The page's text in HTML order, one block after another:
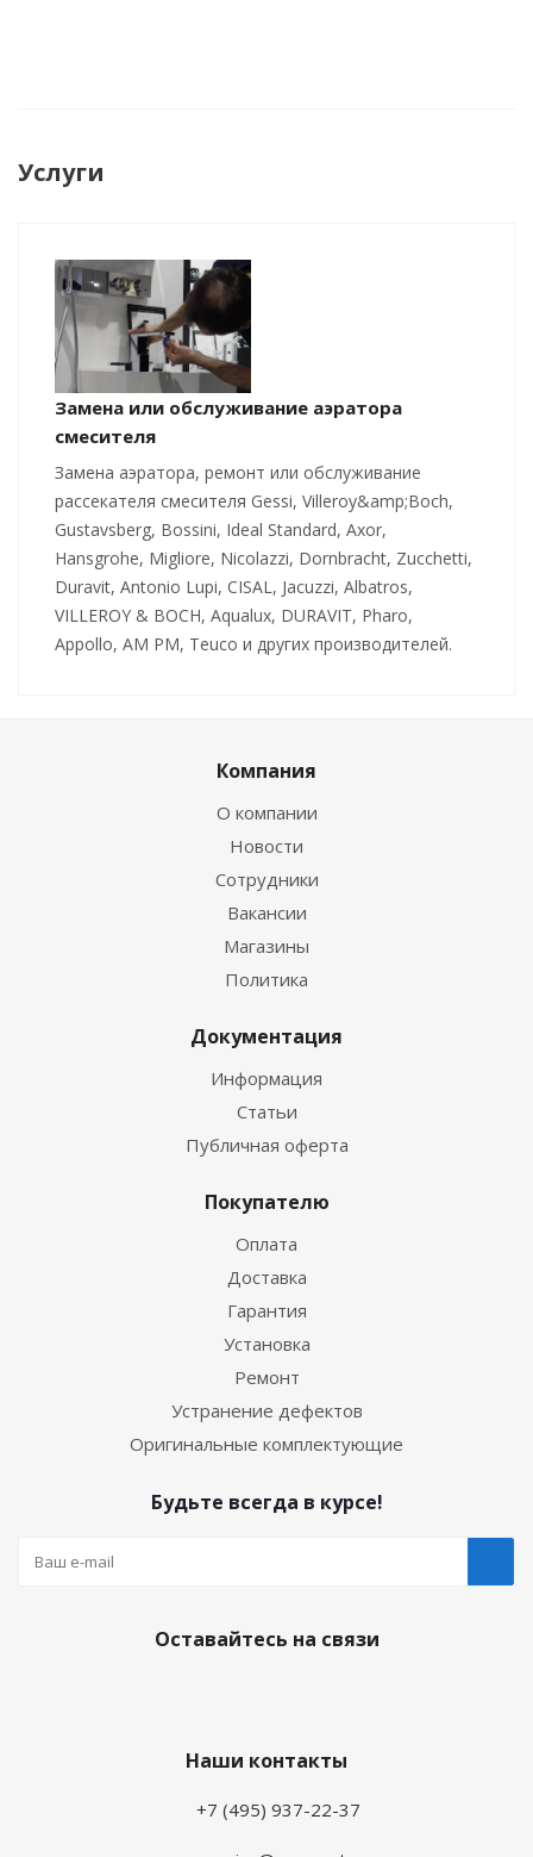
Услуги
Замена или обслуживание аэратора
смесителя
Замена аэратора, ремонт или обслуживание
рассекателя смесителя Gessi, Villeroy&amp;Boch,
Gustavsberg, Bossini, Ideal Standard, Axor,
Hansgrohe, Migliore, Nicolazzi, Dornbracht, Zucchetti,
Duravit, Antonio Lupi, CISAL, Jacuzzi, Albatros,
VILLEROY & BOCH, Aqualux, DURAVIT, Pharo,
Appollo, AM PM, Teuco и других производителей.
Компания
О компании
Новости
Сотрудники
Вакансии
Магазины
Политика
Документация
Информация
Статьи
Публичная оферта
Покупателю
Оплата
Доставка
Гарантия
Установка
Ремонт
Устранение дефектов
Оригинальные комплектующие
Будьте всегда в курсе!
Оставайтесь на связи
Наши контакты
+7 (495) 937-22-37